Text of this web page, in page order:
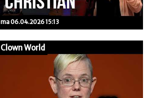
ma 06.04.2026 15:13
Clown World